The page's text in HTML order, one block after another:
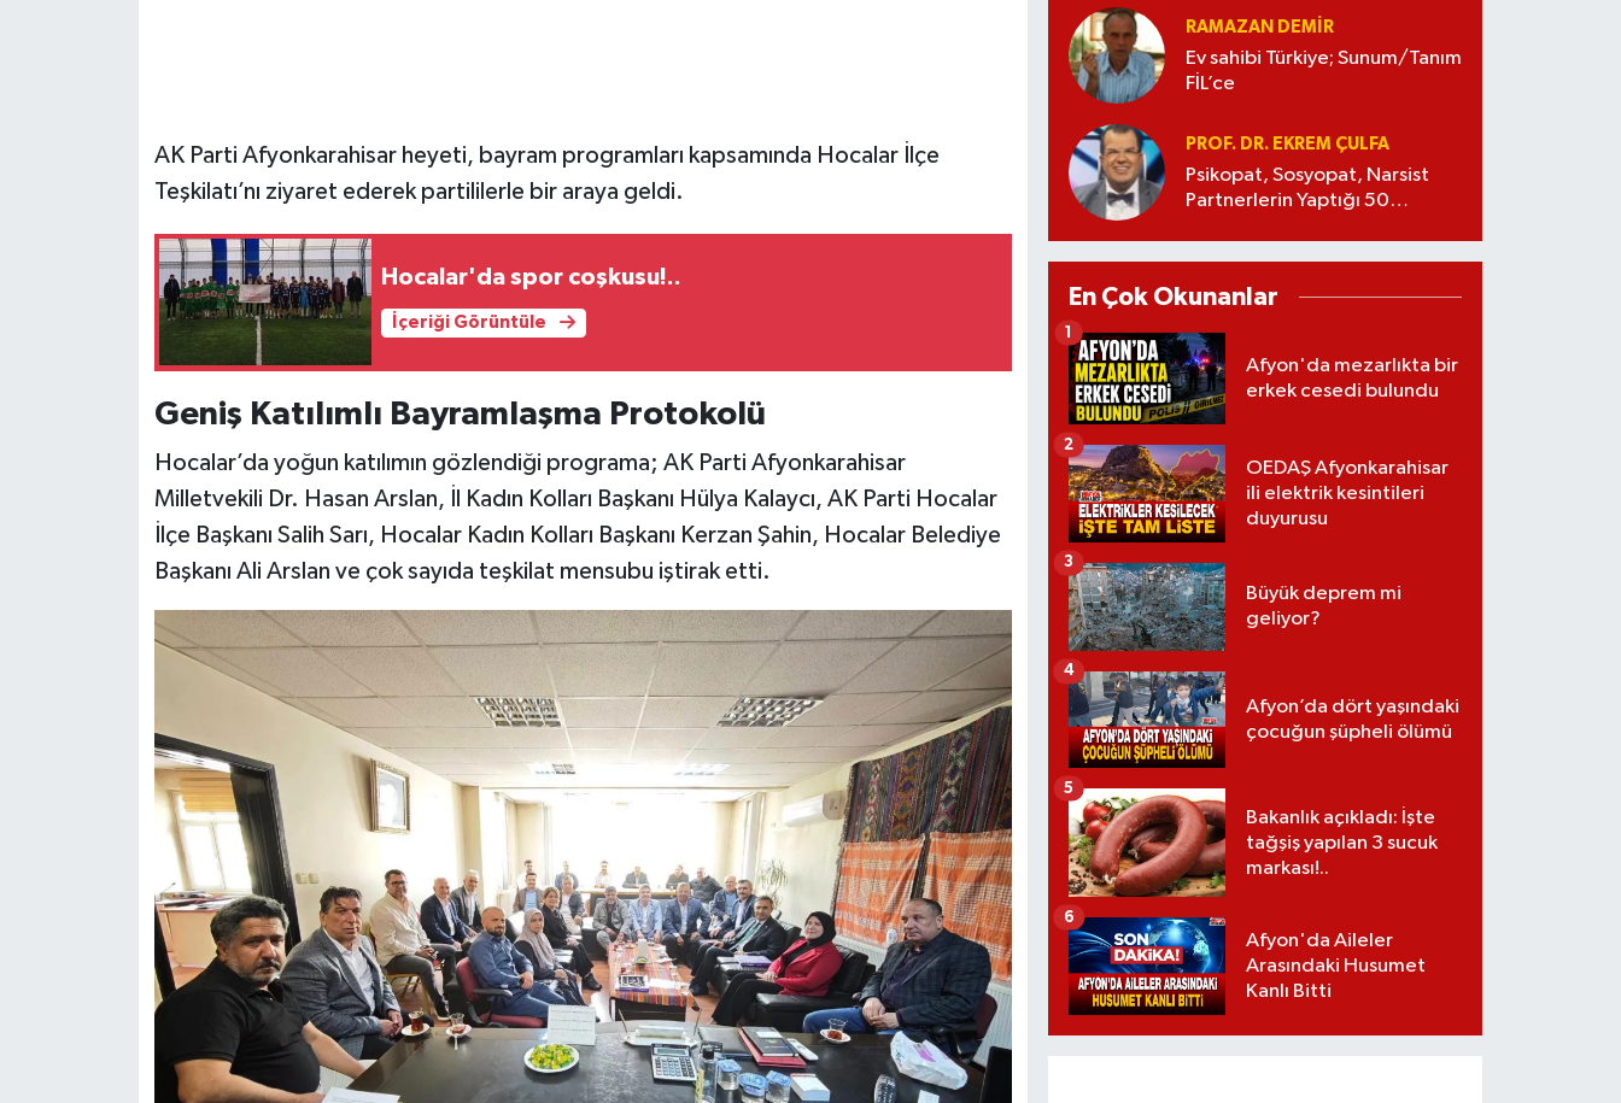
AK Parti Afyonkarahisar heyeti, bayram programları kapsamında Hocalar İlçe
Teşkilatı’nı ziyaret ederek partililerle bir araya geldi.
Hocalar'da spor coşkusu!..
İçeriği Görüntüle
Geniş Katılımlı Bayramlaşma Protokolü
Hocalar’da yoğun katılımın gözlendiği programa; AK Parti Afyonkarahisar
Milletvekili Dr. Hasan Arslan, İl Kadın Kolları Başkanı Hülya Kalaycı, AK Parti Hocalar
İlçe Başkanı Salih Sarı, Hocalar Kadın Kolları Başkanı Kerzan Şahin, Hocalar Belediye
Başkanı Ali Arslan ve çok sayıda teşkilat mensubu iştirak etti.
RAMAZAN DEMİR
Ev sahibi Türkiye; Sunum/Tanım
FİL’ce
PROF. DR. EKREM ÇULFA
Psikopat, Sosyopat, Narsist
Partnerlerin Yaptığı 50
En Çok Okunanlar
Afyon'da mezarlıkta bir
erkek cesedi bulundu
1
OEDAŞ Afyonkarahisar
ili elektrik kesintileri
duyurusu
2
Büyük deprem mi
geliyor?
3
Afyon’da dört yaşındaki
çocuğun şüpheli ölümü
4
Bakanlık açıkladı: İşte
tağşiş yapılan 3 sucuk
markası!..
5
Afyon'da Aileler
Arasındaki Husumet
Kanlı Bitti
6